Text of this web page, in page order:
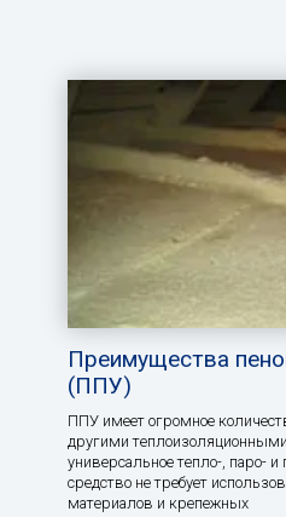
Преимущества
(ППУ)
ППУ имеет огромное
другими
универсальное тепло-, паро-
средство не требует
материалов и крепежных